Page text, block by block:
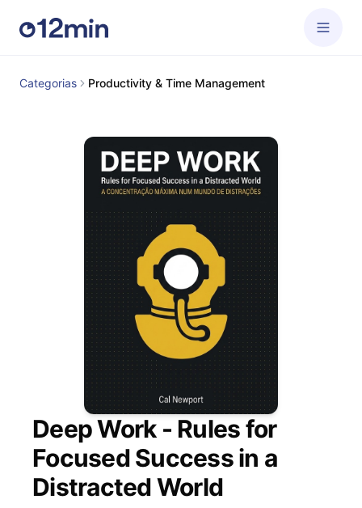
Categorias Productivity & Time Management
Deep Work - Rules for
Focused Success in a
Distracted World